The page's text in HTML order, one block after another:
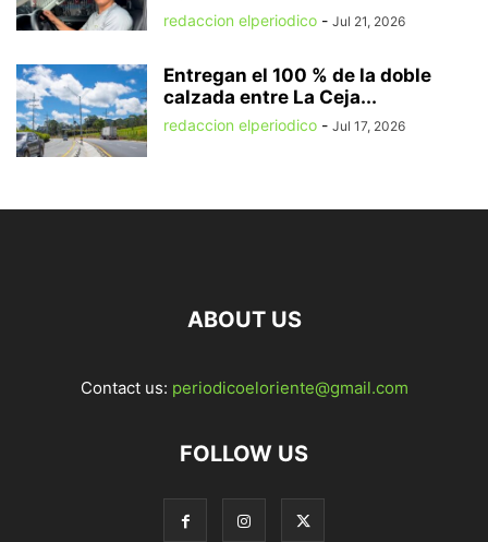
redaccion elperiodico - Jul 21, 2026
Entregan el 100 % de la doble
calzada entre La Ceja...
redaccion elperiodico - Jul 17, 2026
ABOUT US
Contact us: periodicoeloriente@gmail.com
FOLLOW US